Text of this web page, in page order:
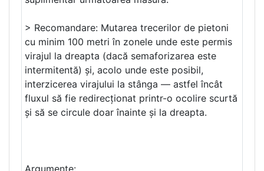
> Recomandare: Mutarea trecerilor de pietoni
cu minim 100 metri în zonele unde este permis
virajul la dreapta (dacă semaforizarea este
intermitentă) și, acolo unde este posibil,
interzicerea virajului la stânga — astfel încât
fluxul să fie redirecționat printr-o ocolire scurtă
și să se circule doar înainte și la dreapta.